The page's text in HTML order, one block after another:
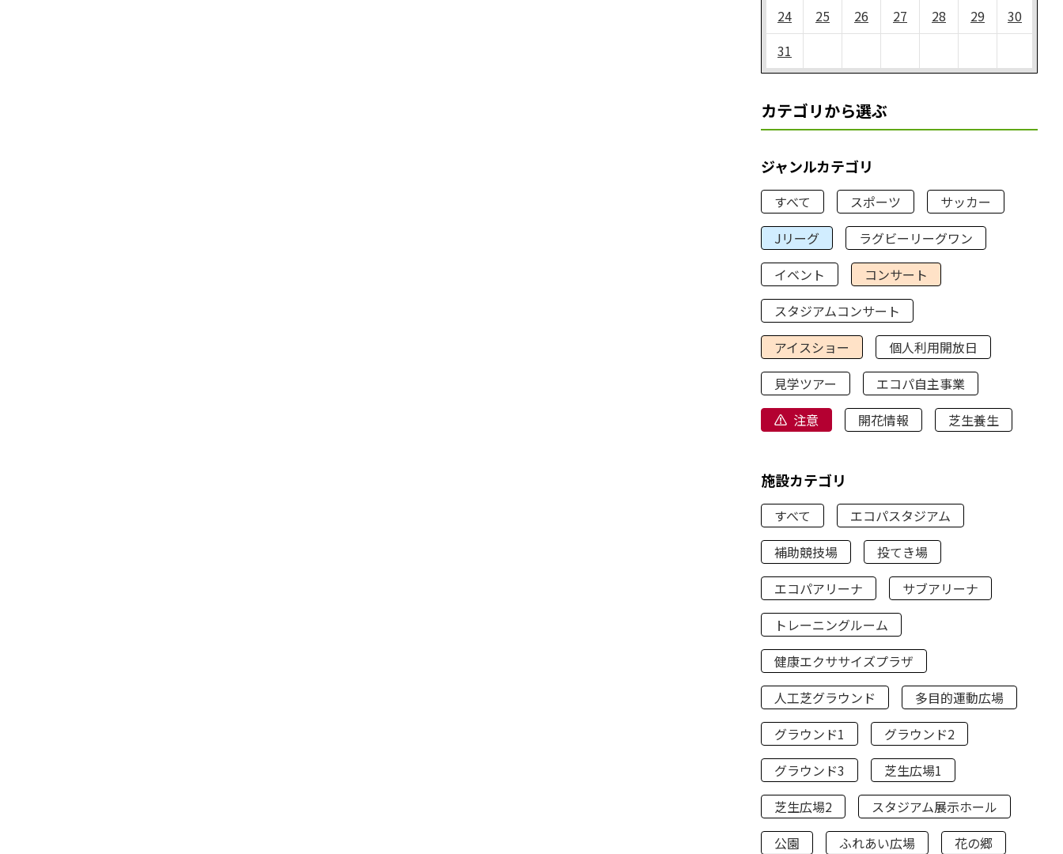
24
25 26 27 28 29
30
31
カテゴリから選ぶ
ジャンルカテゴリ
すべて スポーツ
サッカー
Jリーグ
ラグビーリーグワン
イベント
コンサート
スタジアムコンサート
アイスショー
個人利用開放日
見学ツアー
エコパ自主事業
注意
開花情報 芝生養生
施設カテゴリ
すべて
エコパスタジアム
補助競技場
投てき場
エコパアリーナ
サブアリーナ
トレーニングルーム
健康エクササイズプラザ
人工芝グラウンド
多目的運動広場
グラウンド1
グラウンド2
グラウンド3
芝生広場1
芝生広場2
スタジアム展示ホール
公園
ふれあい広場
花の郷